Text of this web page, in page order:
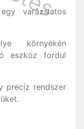
varázslatos
környékén
eszköz fordul
precíz rendszer